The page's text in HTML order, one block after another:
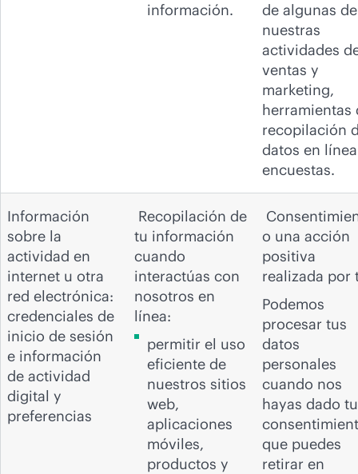
información.
de algunas de
nuestras
actividades
ventas y
marketing,
herramientas
recopilación
datos en
encuestas.
Información
sobre la
actividad en
internet u otra
red electrónica:
credenciales de
inicio de sesión
e información
de actividad
digital y
preferencias
Recopilación de
tu información
cuando
interactúas con
nosotros en
línea:
permitir el uso
eficiente de
nuestros sitios
web,
aplicaciones
móviles,
productos y
o una acción
positiva
realizada por
Podemos
procesar tus
datos
personales
cuando nos
hayas dado tu
que puedes
retirar en